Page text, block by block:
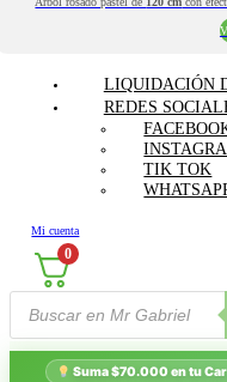
LIQUIDACIÓN
REDES
TIK TOK
Mi cuenta
0
Búsqueda
productos
Suma $70.000 en tu